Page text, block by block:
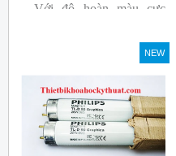
Với độ hoàn màu cực
Sản phẩm được sản xuất
bởi hãng Philips, xuất xứ
Ba lan
NEW